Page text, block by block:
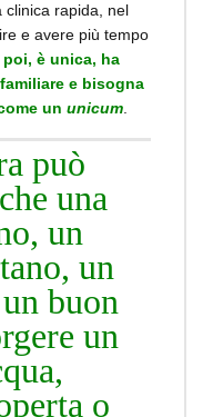
clinica rapida, nel
e avere più tempo
è unica, ha
familiare e bisogna
un unicum
può
una
un
un
buon
un
o